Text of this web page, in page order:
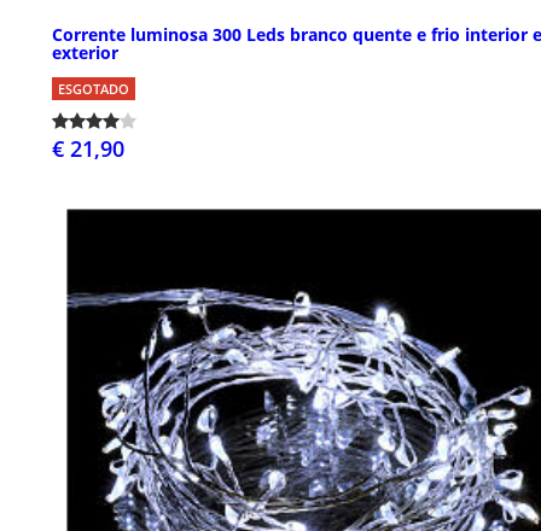
Corrente luminosa 300 Leds branco quente e frio interior e
exterior
ESGOTADO
€ 21,90